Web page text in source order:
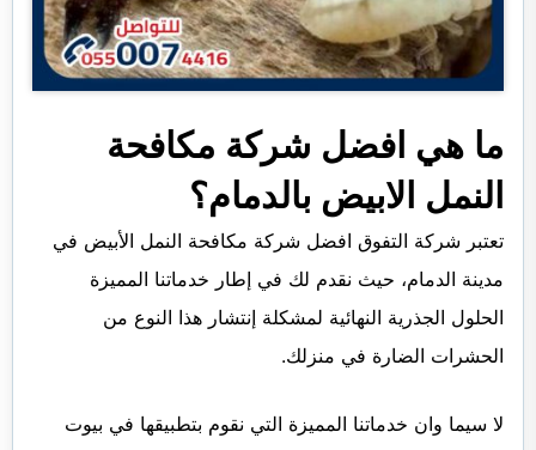
ما هي افضل شركة مكافحة
النمل الابيض بالدمام؟
تعتبر شركة التفوق افضل شركة مكافحة النمل الأبيض في
مدينة الدمام، حيث نقدم لك في إطار خدماتنا المميزة
الحلول الجذرية النهائية لمشكلة إنتشار هذا النوع من
الحشرات الضارة في منزلك.
لا سيما وان خدماتنا المميزة التي نقوم بتطبيقها في بيوت